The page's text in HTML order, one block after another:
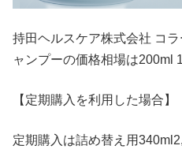
持田ヘルスケア株式会社 コ
ャンプーの価格相場は200ml
【定期購入を利用した場合】
定期購入は詰め替え用